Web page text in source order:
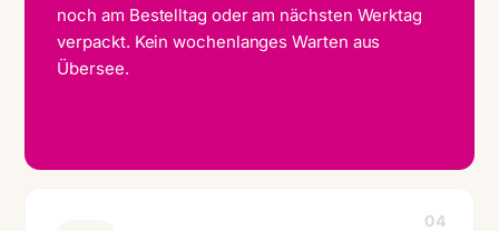
noch am Bestelltag oder am nächsten Werktag
verpackt. Kein wochenlanges Warten aus
Übersee.
04